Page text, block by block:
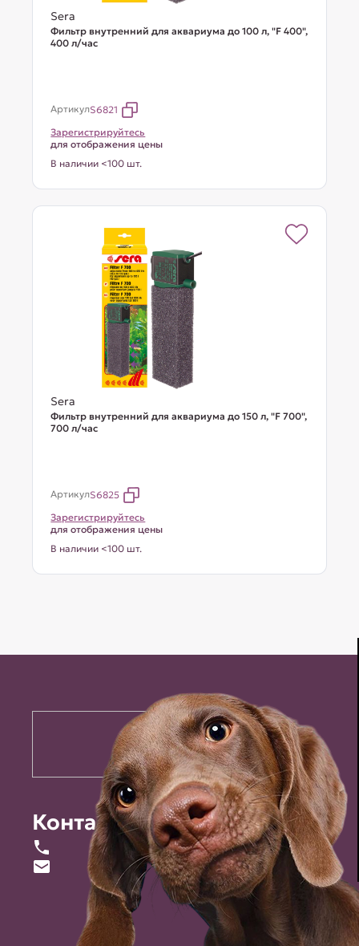
Sera
Фильтр внутренний для аквариума до 100 л, "F 400",
400 л/час
АртикулS6821
Зарегистрируйтесь
для отображения цены
В наличии <100 шт.
Sera
Фильтр внутренний для аквариума до 150 л, "F 700",
700 л/час
АртикулS6825
Зарегистрируйтесь
для отображения цены
В наличии <100 шт.
Контакты